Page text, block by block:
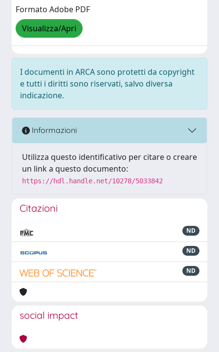
Formato Adobe PDF
Visualizza/Apri
I documenti in ARCA sono protetti da copyright
e tutti i diritti sono riservati, salvo diversa
indicazione.
Informazioni
Utilizza questo identificativo per citare o creare
un link a questo documento:
https://hdl.handle.net/10278/5033842
Citazioni
ND
ND
ND
social impact